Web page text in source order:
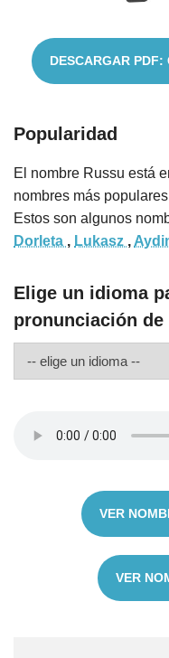
DESCARGAR PDF:
Popularidad
El nombre Russu está
nombres más
Estos son algunos
Dorleta , Lukasz ,
Elige un idioma
pronunciación de
VER
VER